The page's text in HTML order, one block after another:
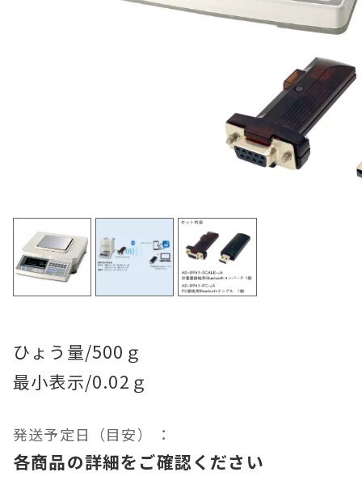
ひょう量/500ｇ
最小表示/0.02ｇ
発送予定日（目安） ：
各商品の詳細をご確認ください